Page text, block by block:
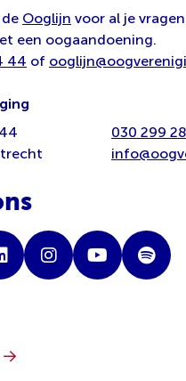
de Ooglijn voor al je
een oogaandoening.
44 of
030 299